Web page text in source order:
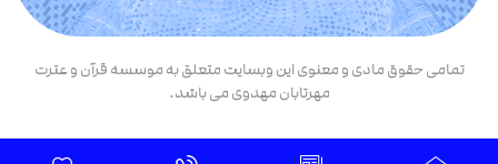
تمامی حقوق مادی و معنوی این وبسایت متعلق به موسسه قرآن و عترت
مهرتابان مهدوی می باشد.